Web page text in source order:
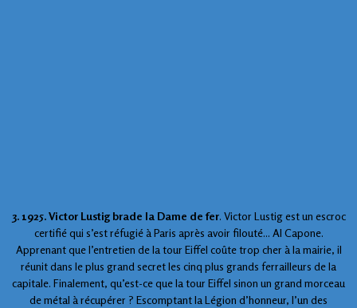
3. 1925. Victor Lustig brade la Dame de fer. Victor Lustig est un escroc
certifié qui s’est réfugié à Paris après avoir filouté... Al Capone.
Apprenant que l’entretien de la tour Eiffel coûte trop cher à la mairie, il
réunit dans le plus grand secret les cinq plus grands ferrailleurs de la
capitale. Finalement, qu’est-ce que la tour Eiffel sinon un grand morceau
de métal à récupérer ? Escomptant la Légion d’honneur, l’un des